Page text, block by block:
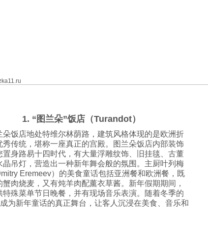
1. “图兰朵”饭店（Turandot）
朵饭店地处特维尔林荫路，建筑风格体现的是欧洲折
秀传统，堪称一座真正的宫殿。图兰朵饭店内部装饰
置身路易十四时代，有大量浮雕纹饰、旧挂毯、古董
晶吊灯，营造出一种新年舞会般的氛围。主厨叶列梅
Eremeev）的美食童话包括亚洲餐和欧洲餐，既
蟹肉烧麦，又有炖羊肉配薰衣草酱。新年假期期间，
特殊菜单节日晚餐，并有现场音乐表演。随着冬季的
为新年童话的真正舞台，让客人沉浸在美食、音乐和